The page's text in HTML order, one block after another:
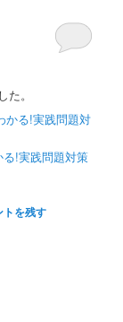
。
!実践問題対策
トを残す